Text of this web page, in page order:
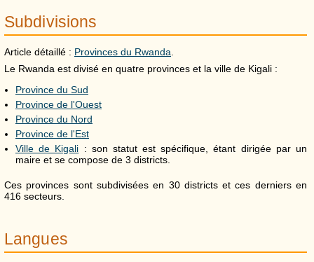
Subdivisions
Article détaillé : Provinces du Rwanda
Le Rwanda est divisé en quatre provinces et la ville de Kigali :
Province du Sud
Province de l'Ouest
Province du Nord
Province de l'Est
Ville de Kigali : son statut est spécifique, étant dirigée par un
maire et se compose de 3 districts.
Ces provinces sont subdivisées en 30 districts et ces derniers en
416 secteurs.
Langues